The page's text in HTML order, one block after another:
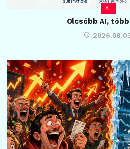
AI
Olcsóbb AI,